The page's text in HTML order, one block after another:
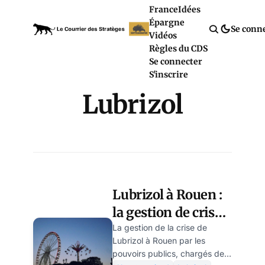
FranceIdées
Épargne
Vidéos
Règles du CDS
Se connecter
S'inscrire
Se
Lubrizol
Lubrizol à Rouen :
la gestion de crise
par les pouvoirs
publics est-elle à la
La gestion de la crise de
Lubrizol à Rouen par les
pouvoirs publics, chargés de